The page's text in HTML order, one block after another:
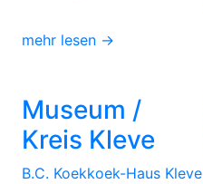
mehr lesen →
Museum /
Kreis Kleve
B.C. Koekkoek-Haus Kleve